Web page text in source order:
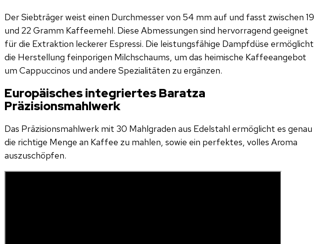
Der Siebträger weist einen Durchmesser von 54 mm auf und fasst zwischen 19
und 22 Gramm Kaffeemehl. Diese Abmessungen sind hervorragend geeignet
für die Extraktion leckerer Espressi. Die leistungsfähige Dampfdüse ermöglicht
die Herstellung feinporigen Milchschaums, um das heimische Kaffeeangebot
um Cappuccinos und andere Spezialitäten zu ergänzen.
Europäisches integriertes Baratza
Präzisionsmahlwerk
Das Präzisionsmahlwerk mit 30 Mahlgraden aus Edelstahl ermöglicht es genau
die richtige Menge an Kaffee zu mahlen, sowie ein perfektes, volles Aroma
auszuschöpfen.